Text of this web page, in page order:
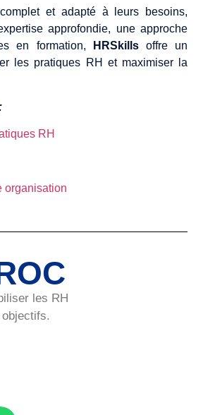
et adapté à leurs besoins,
approfondie, une approche
en formation,
HRSkills offre un
les pratiques RH et maximiser la
RH
organisation
les RH